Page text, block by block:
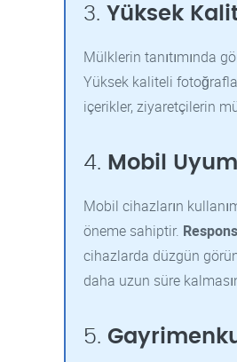
3. Yüksek
Mülklerin tanıtımında
Yüksek kaliteli
içerikler, ziyaretçilerin
4. Mobil
Mobil cihazların
öneme sahiptir.
cihazlarda düzgün
daha uzun süre
5.